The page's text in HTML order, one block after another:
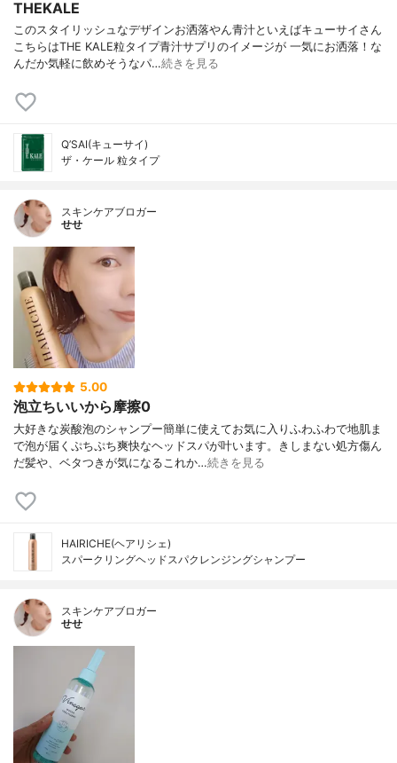
THEKALE
このスタイリッシュなデザインお洒落やん青汁といえばキューサイさん
こちらはTHE KALE粒タイプ青汁サプリのイメージが 一気にお洒落！な
んだか気軽に飲めそうなパ…続きを見る
Q’SAI(キューサイ)
ザ・ケール 粒タイプ
スキンケアブロガー
せせ
5.00
泡立ちいいから摩擦0
大好きな炭酸泡のシャンプー簡単に使えてお気に入りふわふわで地肌ま
で泡が届くぷちぷち爽快なヘッドスパが叶います。きしまない処方傷ん
だ髪や、ベタつきが気になるこれか…続きを見る
HAIRICHE(ヘアリシェ)
スパークリングヘッドスパクレンジングシャンプー
スキンケアブロガー
せせ